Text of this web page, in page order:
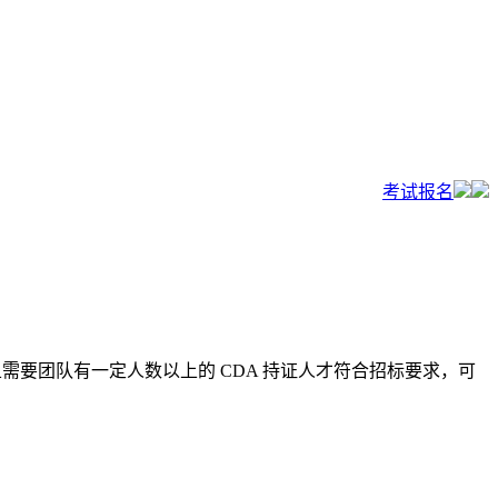
考试报名
要团队有一定人数以上的 CDA 持证人才符合招标要求，可